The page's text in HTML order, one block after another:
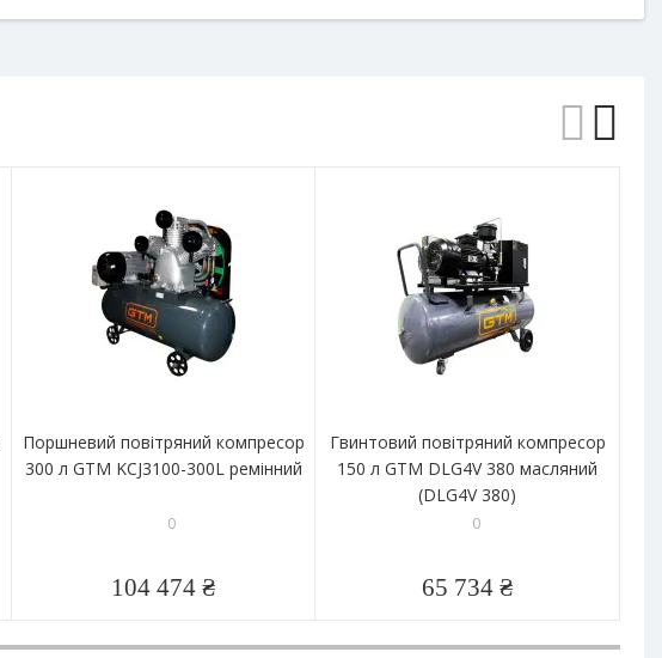
Поршневий повітряний компресор
300 л GTM KCJ3100-300L ремінний
0
104 474 ₴
Гвинтовий повітряний компресор
150 л GTM DLG4V 380 масляний
(DLG4V 380)
0
65 734 ₴